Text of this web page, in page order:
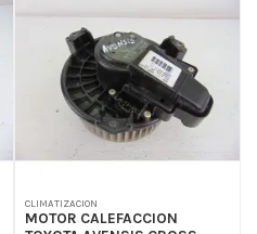
CLIMATIZACION
MOTOR CALEFACCION